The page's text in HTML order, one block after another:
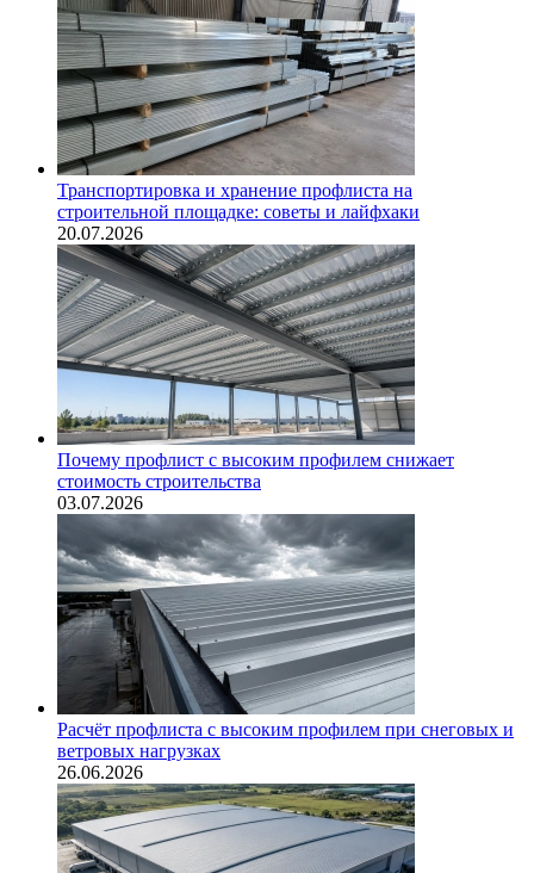
Транспортировка и хранение профлиста на
строительной площадке: советы и лайфхаки
20.07.2026
Почему профлист с высоким профилем снижает
стоимость строительства
03.07.2026
Расчёт профлиста с высоким профилем при снеговых и
ветровых нагрузках
26.06.2026